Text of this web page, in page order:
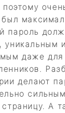
поэтому
пароль
даже
делают
страницу. А